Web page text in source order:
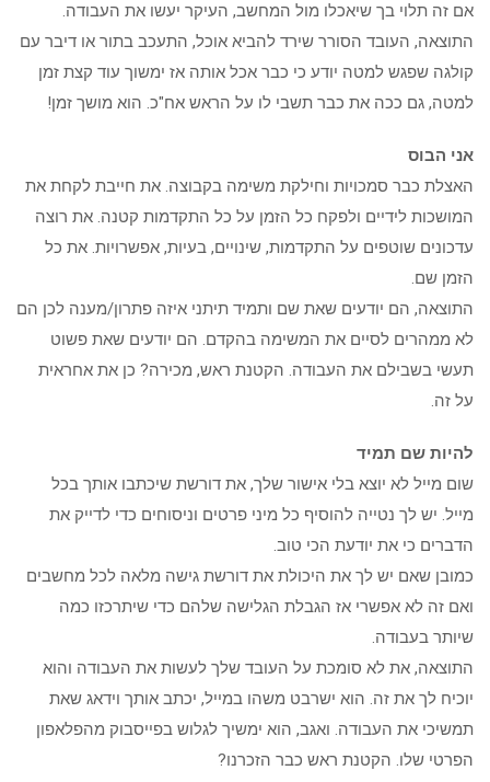
אם זה תלוי בך שיאכלו מול המחשב, העיקר יעשו את העבודה.
התוצאה, העובד הסורר שירד להביא אוכל, התעכב בתור או דיבר עם
קולגה שפגש למטה יודע כי כבר אכל אותה אז ימשוך עוד קצת זמן
למטה, גם ככה את כבר תשבי לו על הראש אח"כ. הוא מושך זמן!
אני הבוס
האצלת כבר סמכויות וחילקת משימה בקבוצה. את חייבת לקחת את
המושכות לידיים ולפקח כל הזמן על כל התקדמות קטנה. את רוצה
עדכונים שוטפים על התקדמות, שינויים, בעיות, אפשרויות. את כל
הזמן שם.
התוצאה, הם יודעים שאת שם ותמיד תיתני איזה פתרון/מענה לכן הם
לא ממהרים לסיים את המשימה בהקדם. הם יודעים שאת פשוט
תעשי בשבילם את העבודה. הקטנת ראש, מכירה? כן את אחראית
על זה.
להיות שם תמיד
שום מייל לא יוצא בלי אישור שלך, את דורשת שיכתבו אותך בכל
מייל. יש לך נטייה להוסיף כל מיני פרטים וניסוחים כדי לדייק את
הדברים כי את יודעת הכי טוב.
כמובן שאם יש לך את היכולת את דורשת גישה מלאה לכל מחשבים
ואם זה לא אפשרי אז הגבלת הגלישה שלהם כדי שיתרכזו כמה
שיותר בעבודה.
התוצאה, את לא סומכת על העובד שלך לעשות את העבודה והוא
יוכיח לך את זה. הוא ישרבט משהו במייל, יכתב אותך וידאג שאת
תמשיכי את העבודה. ואגב, הוא ימשיך לגלוש בפייסבוק מהפלאפון
הפרטי שלו. הקטנת ראש כבר הזכרנו?